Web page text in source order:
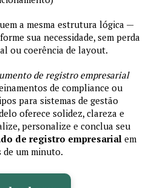
a mesma estrutura lógica —
sua necessidade, sem perda
ou coerência de layout.
de registro empresarial
de compliance ou
para sistemas de gestão
oferece solidez, clareza e
personalize e conclua seu
de registro empresarialem
de um minuto.